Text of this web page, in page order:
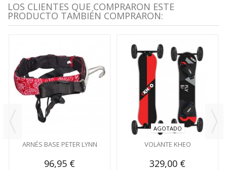
LOS CLIENTES QUE COMPRARON ESTE
PRODUCTO TAMBIÉN COMPRARON:
ARNÉS BASE PETER LYNN
96,95 €
AGOTADO
VOLANTE KHEO
329,00 €